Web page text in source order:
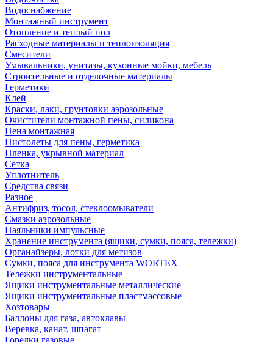
Водоснабжение
Монтажный инструмент
Отопление и теплый пол
Расходные материалы и теплоизоляция
Смесители
Умывальники, унитазы, кухонные мойки, мебель
Строительные и отделочные материалы
Герметики
Клей
Краски, лаки, грунтовки аэрозольные
Очистители монтажной пены, силикона
Пена монтажная
Пистолеты для пены, герметика
Пленка, укрывной материал
Сетка
Уплотнитель
Средства связи
Разное
Антифриз, тосол, стеклоомыватели
Смазки аэрозольные
Паяльники импульсные
Хранение инструмента (ящики, сумки, пояса, тележки)
Органайзеры, лотки для метизов
Сумки, пояса для инструмента WORTEX
Тележки инструментальные
Ящики инструментальные металлические
Ящики инструментальные пластмассовые
Хозтовары
Баллоны для газа, автоклавы
Веревка, канат, шпагат
Горелки газовые